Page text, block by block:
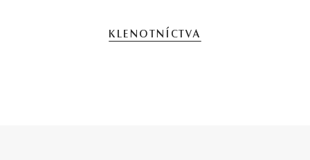
KLENOTNÍCTVA